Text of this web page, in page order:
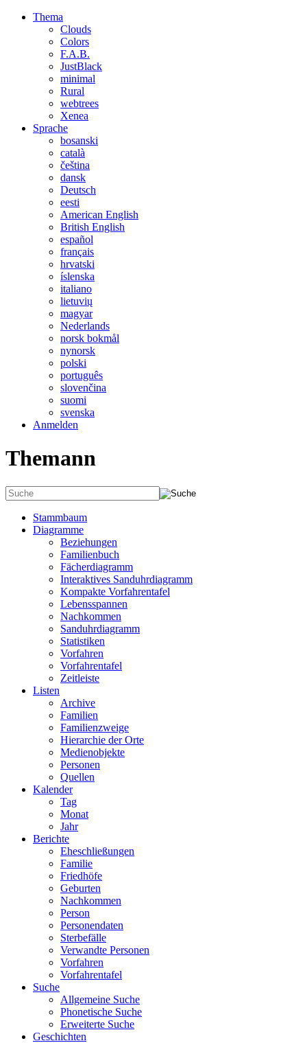
Thema
Clouds
Colors
F.A.B.
JustBlack
minimal
Rural
webtrees
Xenea
Sprache
bosanski
català
čeština
dansk
Deutsch
eesti
American English
British English
español
français
hrvatski
íslenska
italiano
lietuvių
magyar
Nederlands
norsk bokmål
nynorsk
polski
português
slovenčina
suomi
svenska
Anmelden
Themann
Stammbaum
Diagramme
Beziehungen
Familienbuch
Fächerdiagramm
Interaktives Sanduhrdiagramm
Kompakte Vorfahrentafel
Lebensspannen
Nachkommen
Sanduhrdiagramm
Statistiken
Vorfahren
Vorfahrentafel
Zeitleiste
Listen
Archive
Familien
Familienzweige
Hierarchie der Orte
Medienobjekte
Personen
Quellen
Kalender
Tag
Monat
Jahr
Berichte
Eheschließungen
Familie
Friedhöfe
Geburten
Nachkommen
Person
Personendaten
Sterbefälle
Verwandte Personen
Vorfahren
Vorfahrentafel
Suche
Allgemeine Suche
Phonetische Suche
Erweiterte Suche
Geschichten